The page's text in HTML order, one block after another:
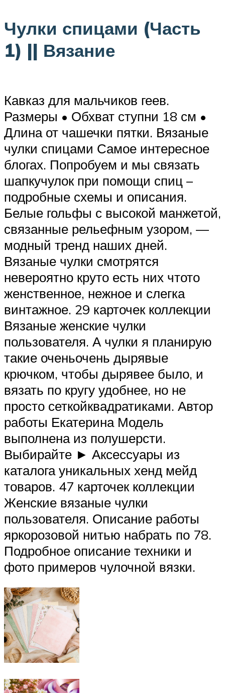
Чулки спицами (Часть
1) || Вязание
Кавказ для мальчиков геев.
Размеры • Обхват ступни 18 см •
Длина от чашечки пятки. Вязаные
чулки спицами Самое интересное
блогах. Попробуем и мы связать
шапкучулок при помощи спиц –
подробные схемы и описания.
Белые гольфы с высокой манжетой,
связанные рельефным узором, —
модный тренд наших дней.
Вязаные чулки смотрятся
невероятно круто есть них чтото
женственное, нежное и слегка
винтажное. 29 карточек коллекции
Вязаные женские чулки
пользователя. А чулки я планирую
такие оченьочень дырявые
крючком, чтобы дырявее было, и
вязать по кругу удобнее, но не
просто сеткойквадратиками. Автор
работы Екатерина Модель
выполнена из полушерсти.
Выбирайте ► Аксессуары из
каталога уникальных хенд мейд
товаров. 47 карточек коллекции
Женские вязаные чулки
пользователя. Описание работы
яркорозовой нитью набрать по 78.
Подробное описание техники и
фото примеров чулочной вязки.